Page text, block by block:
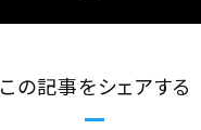
この記事をシェアする